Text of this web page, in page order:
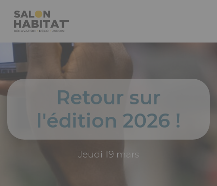
contenu
principal
principale
Retour sur
l'édition 2026 !
Jeudi 19 mars